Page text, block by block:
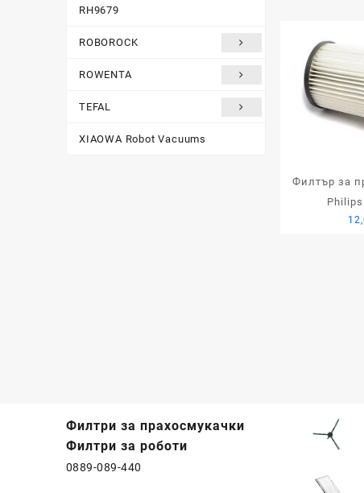
RH9679
ROBOROCK
ROWENTA
TEFAL
XIAOWA Robot Vacuums
Филтър за
Philips
Филтри за прахосмукачки
Филтри за роботи
0889-089-440